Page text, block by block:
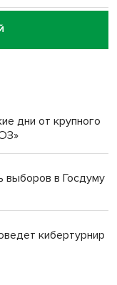
смерть
дни от крупного
выборов в Госдуму
кибертурнир